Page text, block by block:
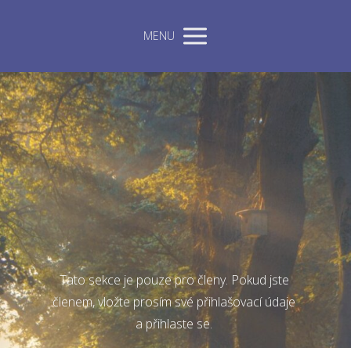
MENU
Tato sekce je pouze pro členy. Pokud jste
členem, vložte prosím své přihlašovací údaje
a přihlaste se.